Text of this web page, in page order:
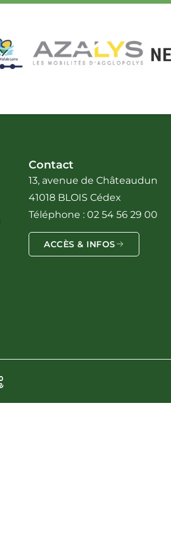
Contact
13, avenue de Châteaudun
41018 BLOIS Cédex
Téléphone : 02 54 56 29 00
ACCÈS & INFOS